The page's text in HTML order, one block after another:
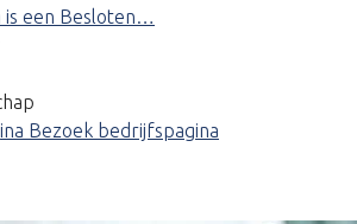
is een Besloten…
Bezoek bedrijfspagina